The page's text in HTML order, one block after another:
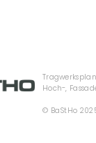
Hoch-,
© BaStHo